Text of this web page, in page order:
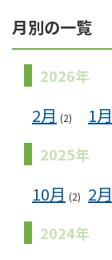
月別の一覧
2026年
2月 (2) 1月
2025年
10月 (2) 2月
2024年